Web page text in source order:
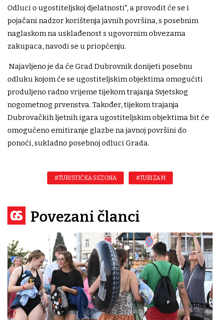
Odluci o ugostiteljskoj djelatnosti", a provodit će se i
pojačani nadzor korištenja javnih površina, s posebnim
naglaskom na usklađenost s ugovornim obvezama
zakupaca, navodi se u priopćenju.
Najavljeno je da će Grad Dubrovnik donijeti posebnu
odluku kojom će se ugostiteljskim objektima omogućiti
produljeno radno vrijeme tijekom trajanja Svjetskog
nogometnog prvenstva. Također, tijekom trajanja
Dubrovačkih ljetnih igara ugostiteljskim objektima bit će
omogućeno emitiranje glazbe na javnoj površini do
ponoći, sukladno posebnoj odluci Grada.
#TURISTIČKA SEZONA #TURIZAM
Povezani članci